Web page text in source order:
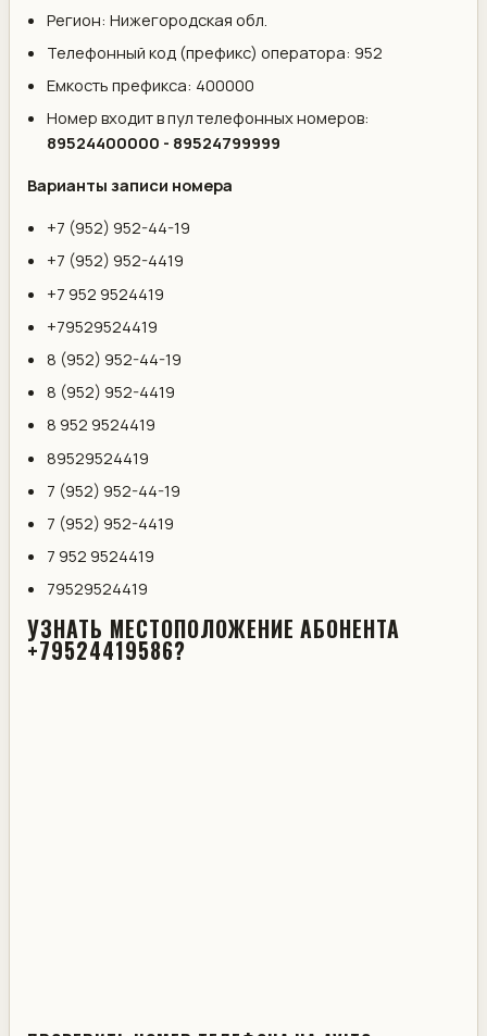
Регион: Нижегородская обл.
Телефонный код (префикс) оператора: 952
Емкость префикса: 400000
Номер входит в пул телефонных номеров:
89524400000 - 89524799999
Варианты записи номера
+7 (952) 952-44-19
+7 (952) 952-4419
+7 952 9524419
+79529524419
8 (952) 952-44-19
8 (952) 952-4419
8 952 9524419
89529524419
7 (952) 952-44-19
7 (952) 952-4419
7 952 9524419
79529524419
УЗНАТЬ МЕСТОПОЛОЖЕНИЕ АБОНЕНТА
+79524419586?